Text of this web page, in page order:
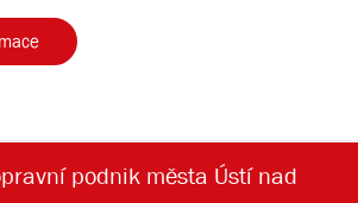
podnik města Ústí nad